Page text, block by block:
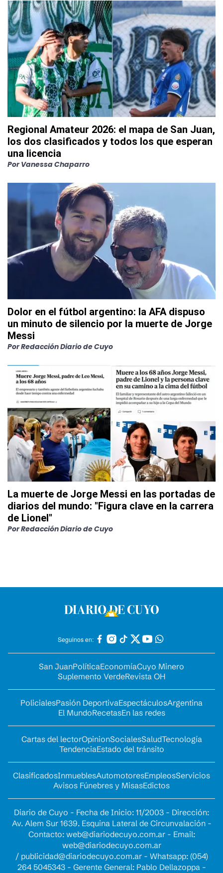
Regional Amateur 2026: el mapa de San Juan,
los dos clasificados y todos los que esperan
una licencia
Por Vanessa Chaparro
Dolor en el fútbol argentino: la AFA dispuso
un minuto de silencio por la muerte de Jorge
Messi
PorRedacción Diario de Cuyo
La muerte de Jorge Messi en las portadas de
diarios del mundo: "Figura clave en la carrera
de Lionel"
PorRedacción Diario de Cuyo
Seguinos en:
San JuanPolíticaEconomíaCuyo Minero
Suplemento VerdeRevista OH
PolicialesPasión DeportivaEspectáculosArgentina
El MundoRecetasEn las redes
Cartas del lectorOpinionSocialesSaludTecnología
TendenciaEstado del tránsito
ClasificadosInmueblesAutomotoresEmpleosServicios
Avisos Fúnebres y MisasEdictos
Diario de Cuyo - Fecha de Inicio: 11/2003 - Dirección:
Av. Alem Sur 1639. Esquina Lateral de Circunvalación -
Contacto: web@diariodecuyo.com.ar- Email:
web@diariodecuyo.com.ar
/ publicidad@diariodecuyo.com.ar- Whatsapp: (054)
264 5045343 - Gerente General: Pablo Dellazoppa -